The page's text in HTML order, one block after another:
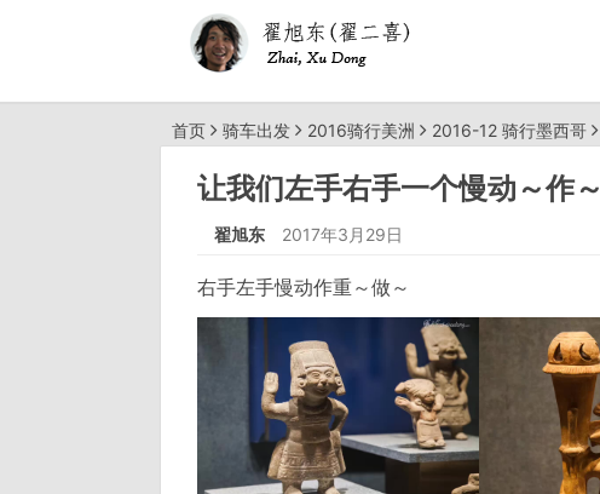
首页 骑车出发 2016骑行美洲 2016-12 骑行墨西哥
让我们左手右手一个慢动～作～
翟旭东 2017年3月29日
右手左手慢动作重～做～